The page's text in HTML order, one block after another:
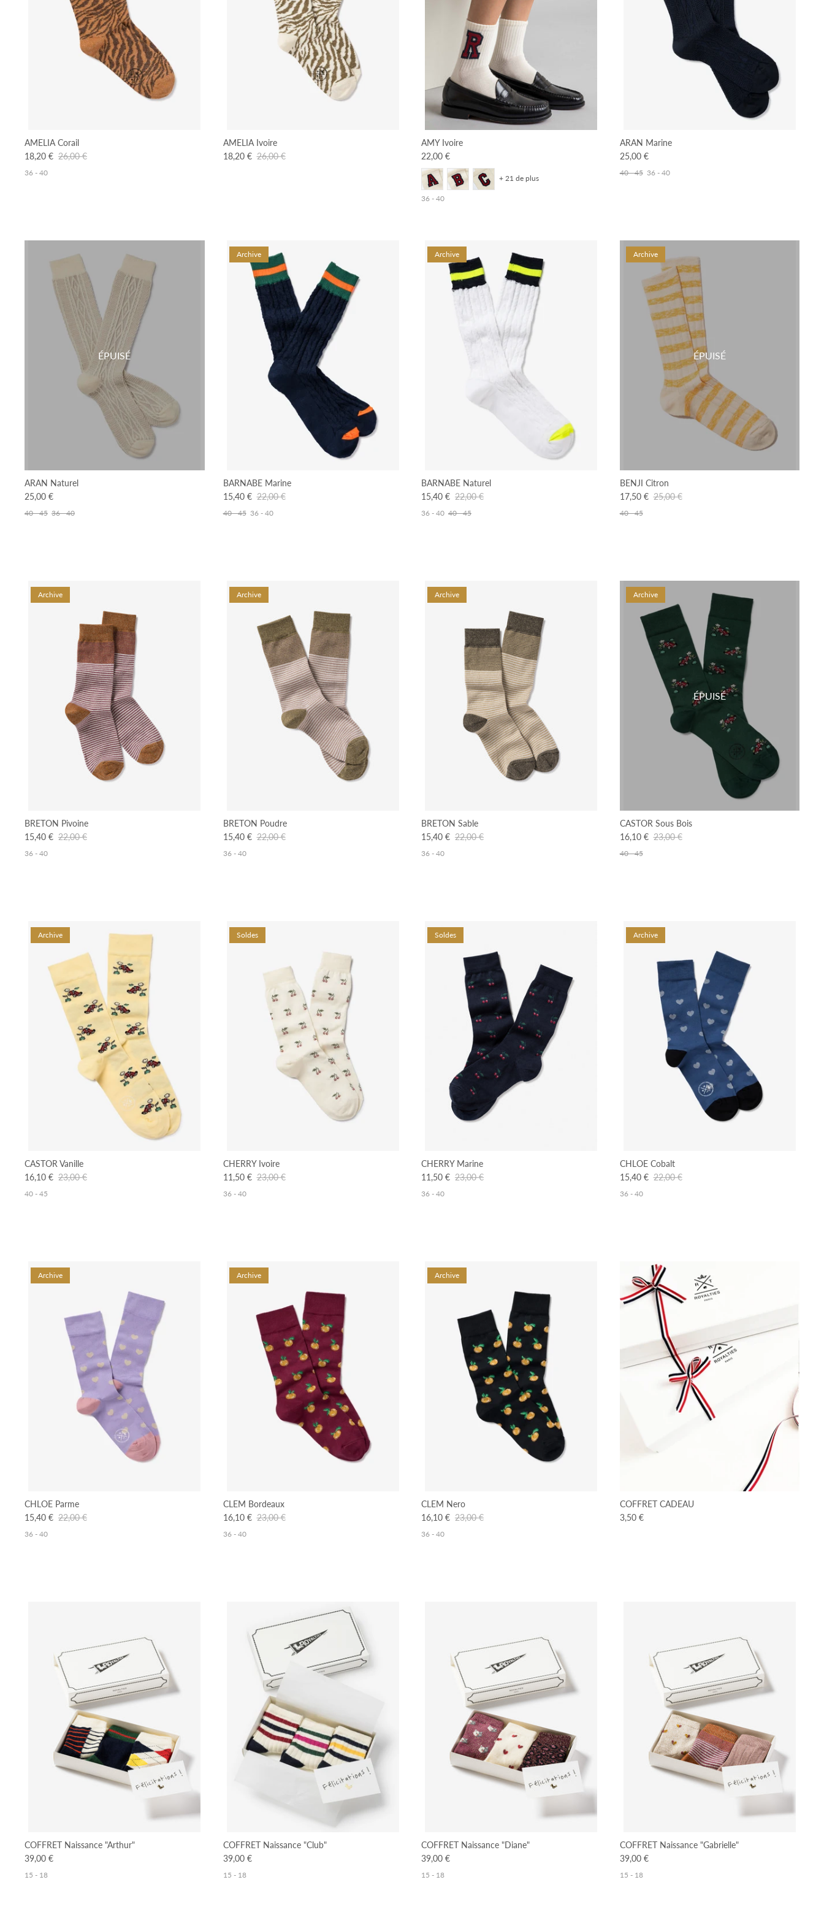
AMELIA Corail
18,20 € 26,00 €
36 - 40
AMELIA Ivoire
18,20 € 26,00 €
AMY Ivoire
22,00 €
+ 21 de plus
36 - 40
ARAN Marine
25,00 €
40 - 45 36 - 40
ÉPUISÉ
ARAN Naturel
25,00 €
40 - 45 36 - 40
Archive
BARNABE Marine
15,40 € 22,00 €
40 - 45 36 - 40
Archive
BARNABE Naturel
15,40 € 22,00 €
36 - 40 40 - 45
ÉPUISÉ
Archive
BENJI Citron
17,50 € 25,00 €
40 - 45
Archive
BRETON Pivoine
15,40 € 22,00 €
36 - 40
Archive
BRETON Poudre
15,40 € 22,00 €
36 - 40
Archive
BRETON Sable
15,40 € 22,00 €
36 - 40
ÉPUISÉ
Archive
CASTOR Sous Bois
16,10 € 23,00 €
40 - 45
Archive
CASTOR Vanille
16,10 € 23,00 €
40 - 45
Soldes
CHERRY Ivoire
11,50 € 23,00 €
36 - 40
Soldes
CHERRY Marine
11,50 € 23,00 €
36 - 40
Archive
CHLOE Cobalt
15,40 € 22,00 €
36 - 40
Archive
CHLOE Parme
15,40 € 22,00 €
36 - 40
Archive
CLEM Bordeaux
16,10 € 23,00 €
36 - 40
Archive
CLEM Nero
16,10 € 23,00 €
36 - 40
COFFRET CADEAU
3,50 €
COFFRET Naissance "Arthur"
39,00 €
15 - 18
COFFRET Naissance "Club"
39,00 €
15 - 18
COFFRET Naissance "Diane"
39,00 €
15 - 18
COFFRET Naissance "Gabrielle"
39,00 €
15 - 18